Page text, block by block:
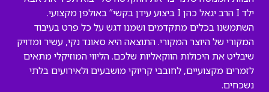
ילד I הרב יגאל כהן I ביצוע עידן בקשי” באולפן מקצועי.
השתמשנו בכלים מתקדמים ושמנו דגש על כל פרט בעיבוד
המקורי של היוצר המקורי. התוצאה היא סאונד נקי, עשיר ומדויק
שיבליט את היכולות הווקאליות שלכם. הליווי המוזיקלי מתאים
לזמרים מקצועיים, לחובבי קריוקי מושבעים ולאירועים בלתי
נשכחים.